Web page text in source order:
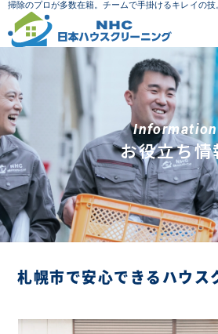
Information
お役立ち情
札幌市で安心できるハウス